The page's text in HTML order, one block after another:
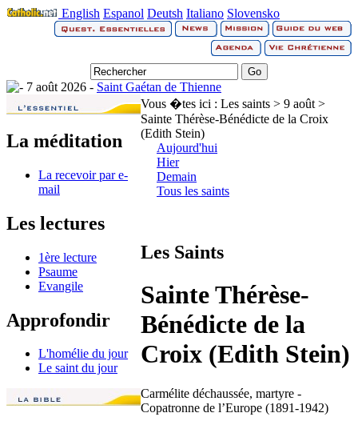
English Espanol Deutsh Italiano Slovensko
7 août 2026 - Saint Gaétan de Thienne
La méditation
La recevoir par e-
mail
Les lectures
1ère lecture
Psaume
Evangile
Approfondir
L'homélie du jour
Le saint du jour
Vous �tes ici : Les saints > 9 août >
Sainte Thérèse-Bénédicte de la Croix
(Edith Stein)
Aujourd'hui
Hier
Demain
Tous les saints
Les Saints
Sainte Thérèse-
Bénédicte de la
Croix (Edith Stein)
Carmélite déchaussée, martyre -
Copatronne de l’Europe (1891-1942)